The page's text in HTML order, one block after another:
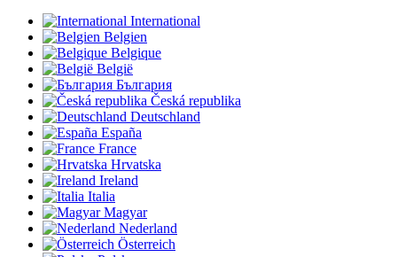
International
Belgien
Belgique
België
България
Česká republika
Deutschland
España
France
Hrvatska
Ireland
Italia
Magyar
Nederland
Österreich